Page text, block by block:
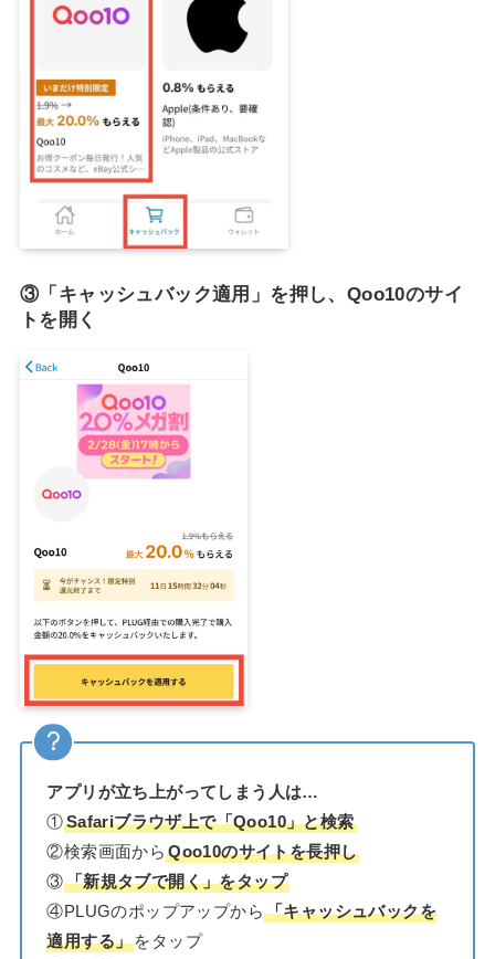
③「キャッシュバック適用」を押し、Qoo10のサイ
トを開く
アプリが立ち上がってしまう人は…
①Safariブラウザ上で「Qoo10」と検索
②検索画面からQoo10のサイトを長押し
③「新規タブで開く」をタップ
④PLUGのポップアップから「キャッシュバックを
適用する」 をタップ